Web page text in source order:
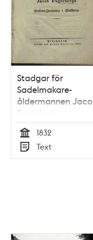
Stadgar för
Sadelmakare-
åldermannen
Fagerbergs
pensions-
Stockholm.
Tid
1832
Typ
Text